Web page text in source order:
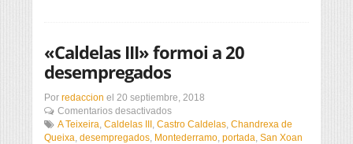
«Caldelas III» formoi a 20
desempregados
Por redaccion el 20 septiembre, 2018
Comentarios desactivadosen
«Caldelas
III»
A Teixeira, Caldelas III , Castro Caldelas, Chandrexa de
Queixa, desempregados, Montederramo, portada, San Xoan